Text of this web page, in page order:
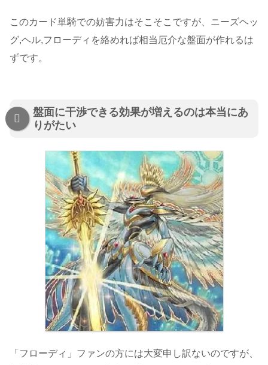
このカード単騎での妨害力はそこそこですが、ニーズヘッ
グ,ヘル,フローディを絡めれば相当厄介な盤面が作れるは
ずです。
盤面に干渉できる効果が増えるのは本当にあ
りがたい
「フローディ」ファンの方には大変申し訳ないのですが、